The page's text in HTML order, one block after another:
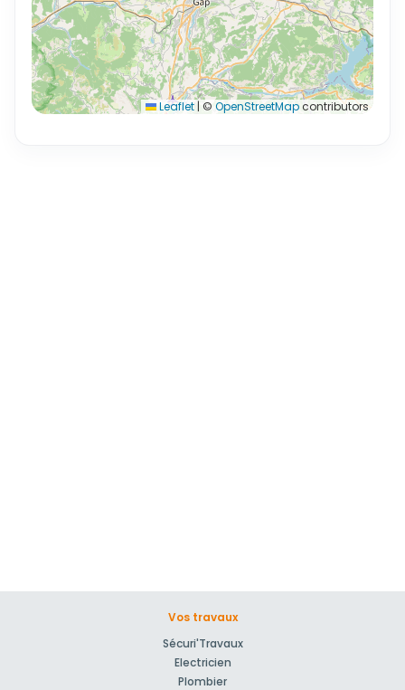
Leaflet | © OpenStreetMapcontributors
Vos travaux
Sécuri'Travaux
Electricien
Plombier